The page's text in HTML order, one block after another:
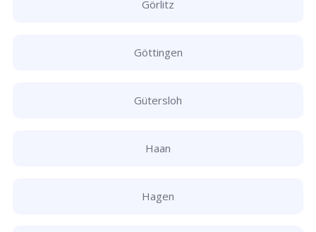
Görlitz
Göttingen
Gütersloh
Haan
Hagen